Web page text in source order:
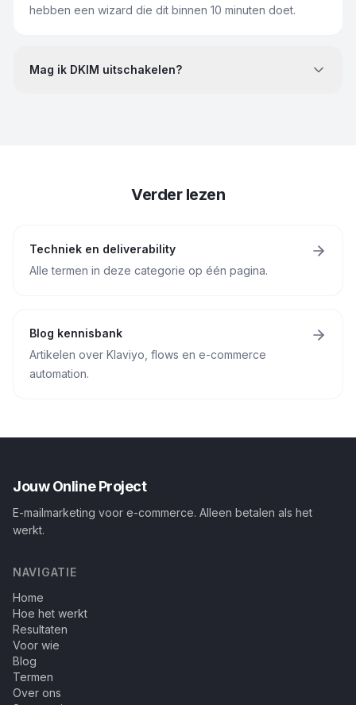
hebben een wizard die dit binnen 10 minuten doet.
Mag ik DKIM uitschakelen?
Verder lezen
Techniek en deliverability
Alle termen in deze categorie op één pagina.
Blog kennisbank
Artikelen over Klaviyo, flows en e-commerce
automation.
Jouw Online Project
E-mailmarketing voor e-commerce. Alleen betalen als het
werkt.
NAVIGATIE
Home
Hoe het werkt
Resultaten
Voor wie
Blog
Termen
Over ons